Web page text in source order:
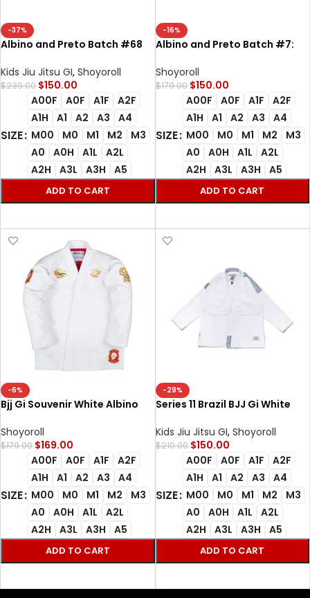
-37%
Albino and Preto Batch #68
white
Kids Jiu Jitsu GI, Shoyoroll
$239.00 $150.00
SIZE
A00F A0F A1F
A2F
A1H
A1 A2 A3
A4
M00
M0 M1 M2
M3
A0
A0H A1L
A2L
A2H
A3L A3H A5
ADD TO CART
-16%
Albino and Preto Batch #7:
NEW JIU JITSU GI PREMIUM
STUFF
Shoyoroll
$179.00 $150.00
SIZE
A00F A0F A1F
A2F
A1H
A1 A2 A3
A4
M00
M0 M1 M2
M3
A0
A0H A1L
A2L
A2H
A3L A3H A5
ADD TO CART
-6%
Bjj Gi Souvenir White Albino
Jiu Jitsu gi
Shoyoroll
$179.00 $169.00
SIZE
A00F A0F A1F
A2F
A1H
A1 A2 A3
A4
M00
M0 M1 M2
M3
A0
A0H A1L
A2L
A2H
A3L A3H A5
ADD TO CART
-29%
Series 11 Brazil BJJ Gi White
Brazilian Jiu-Jitsu Gi with Bag
Kids Jiu Jitsu GI, Shoyoroll
$210.00 $150.00
SIZE
A00F A0F A1F
A2F
A1H
A1 A2 A3
A4
M00
M0 M1 M2
M3
A0
A0H A1L
A2L
A2H
A3L A3H A5
ADD TO CART